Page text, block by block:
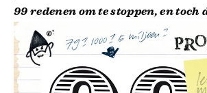
99 redenen om te stoppen, en toch